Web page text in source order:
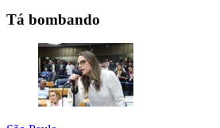
Tá bombando